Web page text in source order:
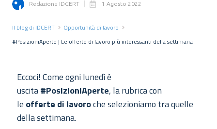
Redazione IDCERT 1 Agosto 2022
Il blog di IDCERT
Opportunità di lavoro
#PosizioniAperte | Le offerte di lavoro più interessanti della settimana
Eccoci! Come ogni lunedì è
uscita#PosizioniAperte, la rubrica con
le offerte di lavoroche selezioniamo tra quelle
della settimana.